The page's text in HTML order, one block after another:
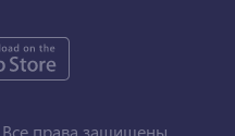
права защищены